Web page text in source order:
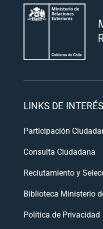
LINKS DE INTERÉS
Participación
Consulta Ciudadana
Reclutamiento y
Biblioteca Ministerio
Política de Privacidad